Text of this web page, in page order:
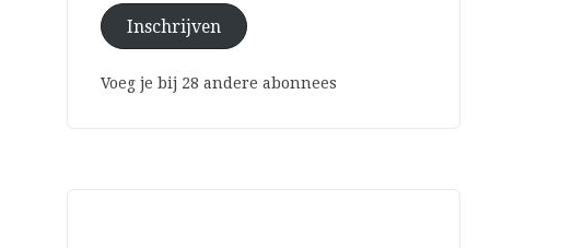
Inschrijven
Voeg je bij 28 andere abonnees